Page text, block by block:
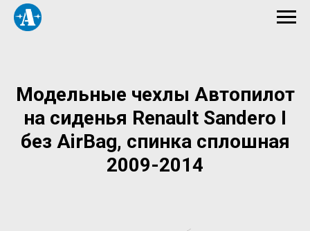
Модельные чехлы Автопилот
на сиденья Renault Sandero I
без AirBag, спинка сплошная
2009-2014